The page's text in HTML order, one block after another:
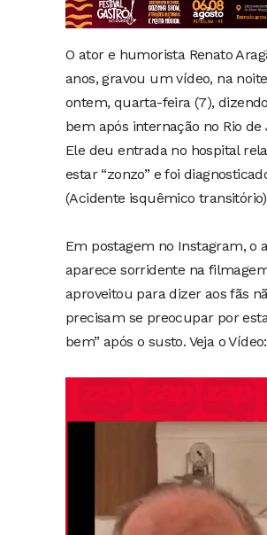
O ator e humorista Renato
anos, gravou um vídeo, na
ontem, quarta-feira (7),
bem após internação no Rio de
Ele deu entrada no hospital
estar “zonzo” e foi
(Acidente isquêmico
Em postagem no Instagram, o
aparece sorridente na
aproveitou para dizer aos fãs
precisam se preocupar por
bem” após o susto. Veja o Vídeo: